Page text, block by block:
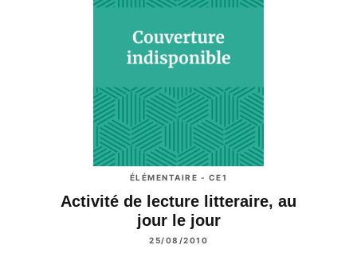
ÉLÉMENTAIRE - CE1
Activité de lecture litteraire, au
jour le jour
25/08/2010